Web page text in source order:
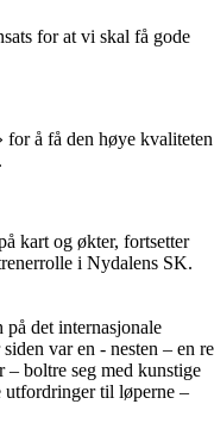
for at vi skal få gode
for å få den høye kvaliteten
kart og økter, fortsetter
i Nydalens SK.
det internasjonale
var en - nesten – en
– boltre seg med kunstige
utfordringer til løperne –